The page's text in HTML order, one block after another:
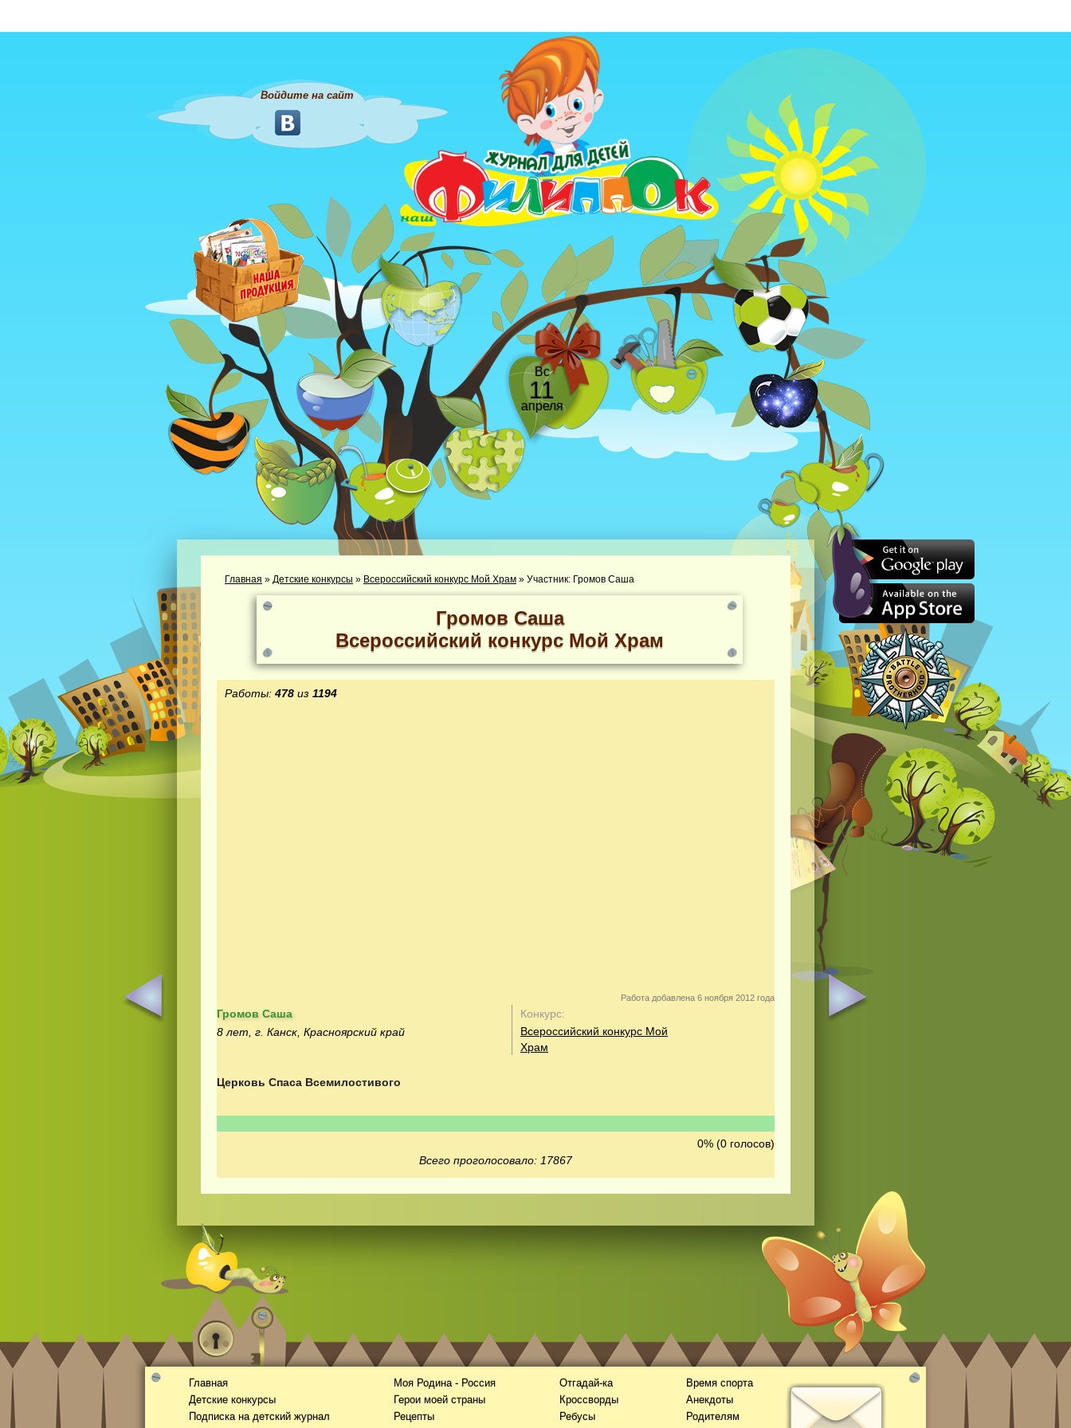
Войдите на сайт
Вс
11
апреля
Главная » Детские конкурсы » Всероссийский конкурс Мой Храм » Участник: Громов Саша
Громов Саша
Всероссийский конкурс Мой Храм
Работы: 478 из 1194
Работа добавлена 6 ноября 2012 года
Громов Саша
8 лет, г. Канск, Красноярский край
Конкурс:
Всероссийский конкурс Мой
Храм
Церковь Спаса Всемилостивого
0% (0 голосов)
Всего проголосовало: 17867
Главная
Детские конкурсы
Подписка на детский журнал
Моя Родина - Россия
Герои моей страны
Рецепты
Отгадай-ка
Кроссворды
Ребусы
Время спорта
Анекдоты
Родителям